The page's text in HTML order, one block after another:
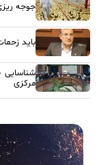
جوجه ریزی در
باید
مرکزی